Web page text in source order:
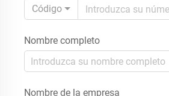
Código
Nombre completo
Nombre de la empresa